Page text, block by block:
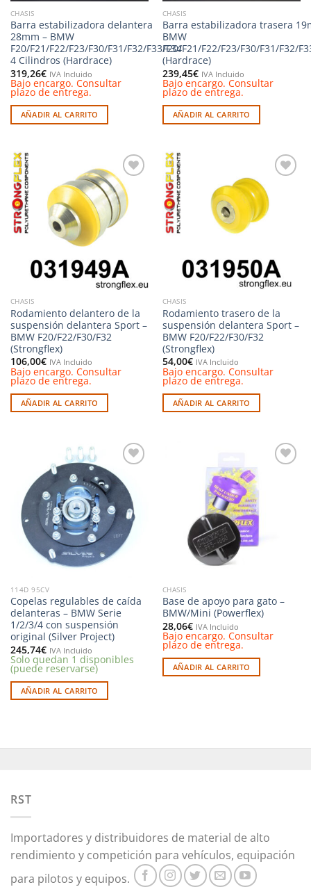
CHASIS
Barra estabilizadora delantera
28mm – BMW
F20/F21/F22/F23/F30/F31/F32/F33/F34
4 Cilindros (Hardrace)
319,26€ IVA Incluido
Bajo encargo. Consultar
plazo de entrega.
AÑADIR AL CARRITO
CHASIS
Barra estabilizadora trasera
BMW
F20/F21/F22/F23/F30/F31/F32/
(Hardrace)
239,45€ IVA Incluido
Bajo encargo. Consultar
plazo de entrega.
AÑADIR AL CARRITO
Añadir
a la
lista de
deseos
CHASIS
Rodamiento delantero de la
suspensión delantera Sport –
BMW F20/F22/F30/F32
(Strongflex)
106,00€ IVA Incluido
Bajo encargo. Consultar
plazo de entrega.
AÑADIR AL CARRITO
lista de
deseos
CHASIS
Rodamiento trasero de la
suspensión delantera Sport –
BMW F20/F22/F30/F32
(Strongflex)
54,00€ IVA Incluido
Bajo encargo. Consultar
plazo de entrega.
AÑADIR AL CARRITO
Añadir
a la
lista de
deseos
114D 95CV
Copelas regulables de caída
delanteras – BMW Serie
1/2/3/4 con suspensión
original (Silver Project)
245,74€ IVA Incluido
Solo quedan 1 disponibles
(puede reservarse)
AÑADIR AL CARRITO
CHASIS
Base de apoyo para gato –
BMW/Mini (Powerflex)
28,06€ IVA Incluido
Bajo encargo. Consultar
plazo de entrega.
AÑADIR AL CARRITO
RST
Importadores y distribuidores de material de alto
rendimiento y competición para vehículos, equipación
para pilotos y equipos.